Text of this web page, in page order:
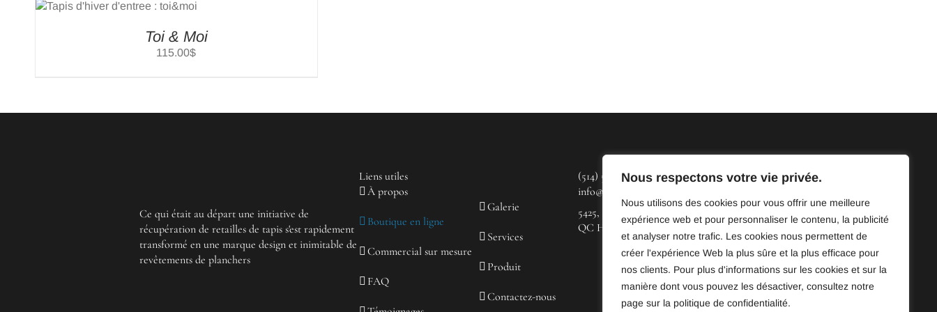
Nous respectons votre vie privée.
Nous utilisons des cookies pour vous offrir une meilleure
expérience web et pour personnaliser le contenu, la publicité
et analyser notre trafic. Les cookies nous permettent de
créer l'expérience Web la plus sûre et la plus efficace pour
nos clients. Pour plus d'informations sur les cookies et sur la
manière dont vous pouvez les désactiver, consultez notre
page sur la politique de confidentialité.
Toi & Moi
115.00$
Ce qui était au départ une initiative de
récupération de retailles de tapis s'est rapidement
transformé en une marque design et inimitable de
revêtements de planchers
Liens utiles
À propos
Boutique en ligne
Commercial sur mesure
FAQ
Galerie
Services
Produit
Contactez-nous
(514) 523-4830
info@coupercroiser.com
5425, rue de Bordeaux, bureau 211, Montréal,
QC H2H 2P9